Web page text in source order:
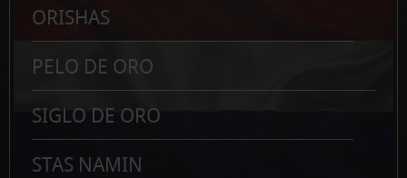
ORISHAS
PELO DE ORO
SIGLO DE ORO
STAS NAMIN